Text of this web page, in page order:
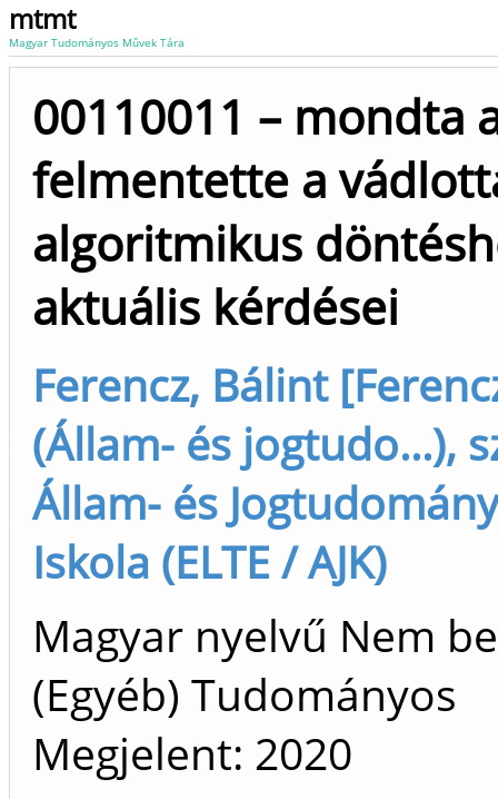
mtmt
Magyar Tudományos Művek Tára
00110011 – mondta
felmentette a
algoritmikus
aktuális kérdései
Ferencz, Bálint
(Állam- és jogtudo...),
Állam- és
Iskola (ELTE / AJK)
Magyar nyelvű Nem
(Egyéb) Tudományos
Megjelent: 2020